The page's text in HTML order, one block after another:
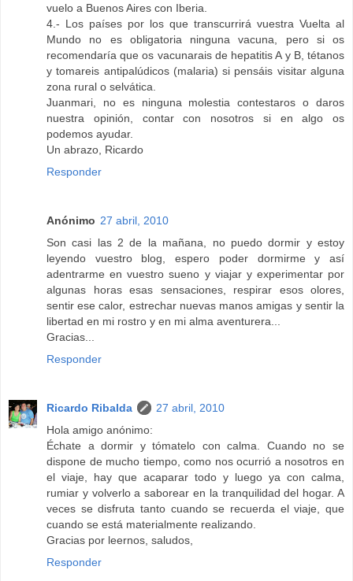
vuelo a Buenos Aires con Iberia.
4.- Los países por los que transcurrirá vuestra Vuelta al
Mundo no es obligatoria ninguna vacuna, pero si os
recomendaría que os vacunarais de hepatitis A y B, tétanos
y tomareis antipalúdicos (malaria) si pensáis visitar alguna
zona rural o selvática.
Juanmari, no es ninguna molestia contestaros o daros
nuestra opinión, contar con nosotros si en algo os
podemos ayudar.
Un abrazo, Ricardo
Responder
Anónimo 27 abril, 2010
Son casi las 2 de la mañana, no puedo dormir y estoy
leyendo vuestro blog, espero poder dormirme y así
adentrarme en vuestro sueno y viajar y experimentar por
algunas horas esas sensaciones, respirar esos olores,
sentir ese calor, estrechar nuevas manos amigas y sentir la
libertad en mi rostro y en mi alma aventurera...
Gracias...
Responder
Ricardo Ribalda
27 abril, 2010
Hola amigo anónimo:
Échate a dormir y tómatelo con calma. Cuando no se
dispone de mucho tiempo, como nos ocurrió a nosotros en
el viaje, hay que acaparar todo y luego ya con calma,
rumiar y volverlo a saborear en la tranquilidad del hogar. A
veces se disfruta tanto cuando se recuerda el viaje, que
cuando se está materialmente realizando.
Gracias por leernos, saludos,
Responder